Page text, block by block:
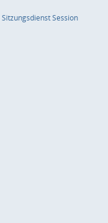
SitzungsdienstSession(Wird in